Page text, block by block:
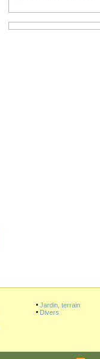
Jardin, terrain
Divers